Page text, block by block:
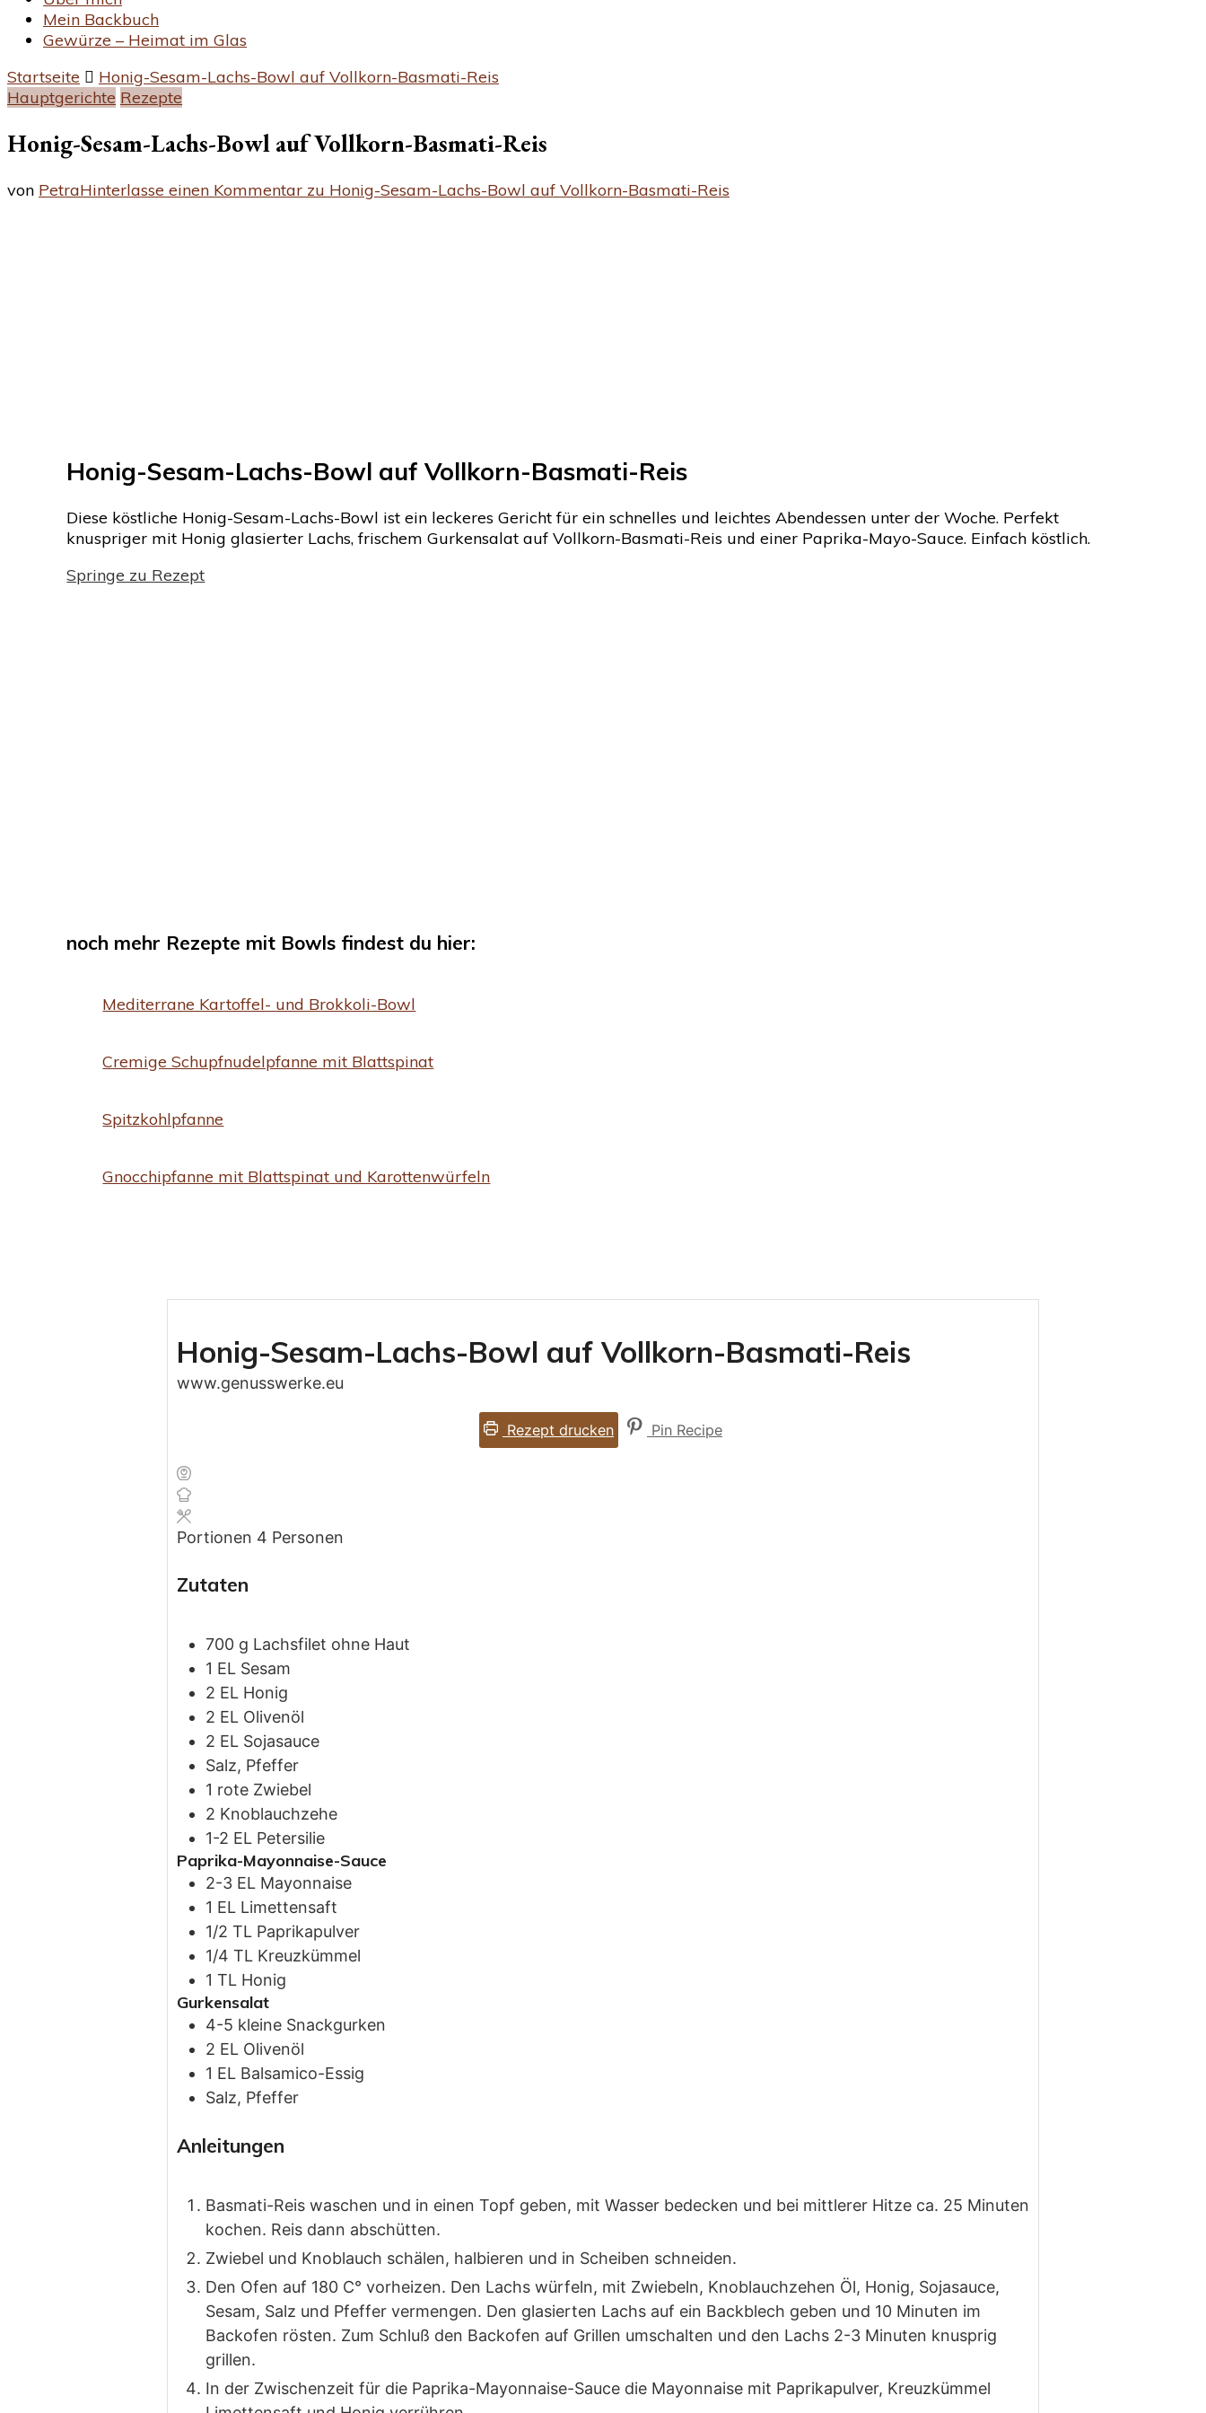
Mein Backbuch
Gewürze – Heimat im Glas
Startseite
Honig-Sesam-Lachs-Bowl auf Vollkorn-Basmati-Reis
Hauptgerichte Rezepte
Honig-Sesam-Lachs-Bowl auf Vollkorn-Basmati-Reis
von PetraHinterlasse einen Kommentar zu Honig-Sesam-Lachs-Bowl auf Vollkorn-Basmati-Reis
Honig-Sesam-Lachs-Bowl auf Vollkorn-Basmati-Reis
Diese köstliche Honig-Sesam-Lachs-Bowl ist ein leckeres Gericht für ein schnelles und leichtes Abendessen unter der Woche. Perfekt
knuspriger mit Honig glasierter Lachs, frischem Gurkensalat auf Vollkorn-Basmati-Reis und einer Paprika-Mayo-Sauce. Einfach köstlich.
Springe zu Rezept
noch mehr Rezepte mit Bowls findest du hier:
Mediterrane Kartoffel- und Brokkoli-Bowl
Cremige Schupfnudelpfanne mit Blattspinat
Spitzkohlpfanne
Gnocchipfanne mit Blattspinat und Karottenwürfeln
Honig-Sesam-Lachs-Bowl auf Vollkorn-Basmati-Reis
www.genusswerke.eu
Rezept drucken Pin Recipe
Portionen 4 Personen
Zutaten
700 g Lachsfilet ohne Haut
1 EL Sesam
2 EL Honig
2 EL Olivenöl
2 EL Sojasauce
Salz, Pfeffer
1 rote Zwiebel
2 Knoblauchzehe
1-2 EL Petersilie
Paprika-Mayonnaise-Sauce
2-3 EL Mayonnaise
1 EL Limettensaft
1/2 TL Paprikapulver
1/4 TL Kreuzkümmel
1 TL Honig
Gurkensalat
4-5 kleine Snackgurken
2 EL Olivenöl
1 EL Balsamico-Essig
Salz, Pfeffer
Anleitungen
Basmati-Reis waschen und in einen Topf geben, mit Wasser bedecken und bei mittlerer Hitze ca. 25 Minuten
kochen. Reis dann abschütten.
Zwiebel und Knoblauch schälen, halbieren und in Scheiben schneiden.
Den Ofen auf 180 C° vorheizen. Den Lachs würfeln, mit Zwiebeln, Knoblauchzehen Öl, Honig, Sojasauce,
Sesam, Salz und Pfeffer vermengen. Den glasierten Lachs auf ein Backblech geben und 10 Minuten im
Backofen rösten. Zum Schluß den Backofen auf Grillen umschalten und den Lachs 2-3 Minuten knusprig
grillen.
In der Zwischenzeit für die Paprika-Mayonnaise-Sauce die Mayonnaise mit Paprikapulver, Kreuzkümmel